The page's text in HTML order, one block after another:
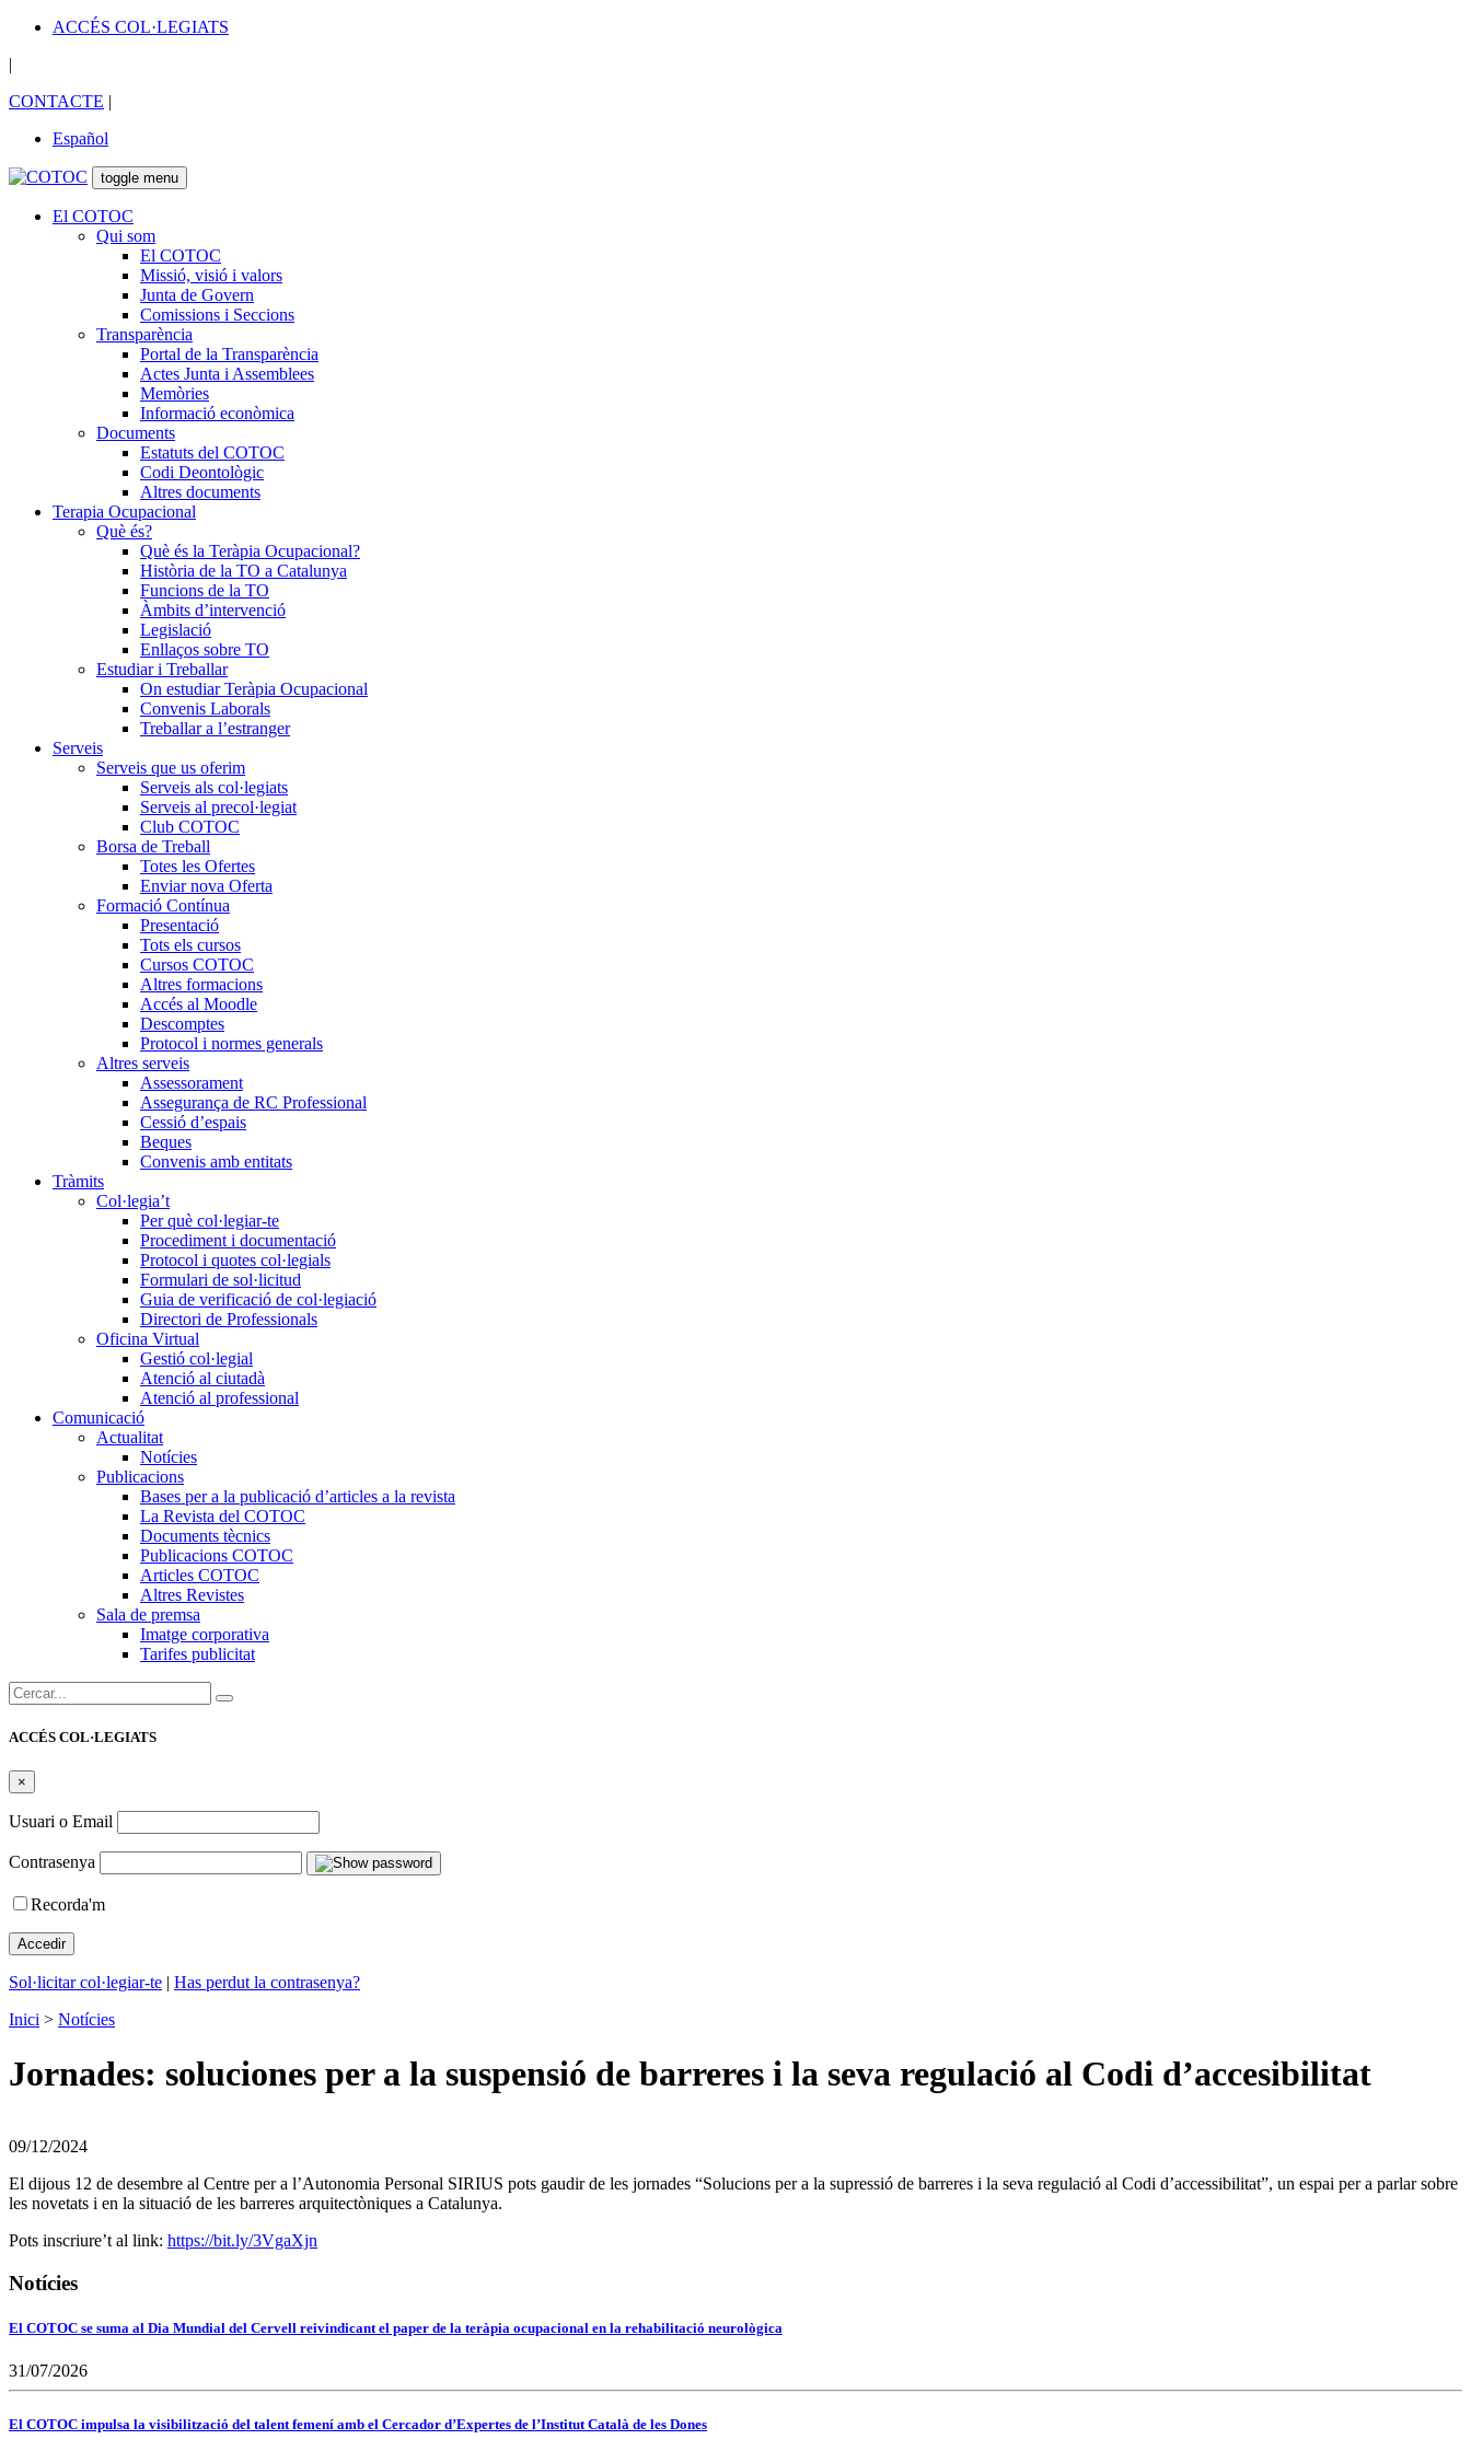
ACCÉS COL·LEGIATS
|
CONTACTE |
Español
toggle menu
El COTOC
Qui som
El COTOC
Missió, visió i valors
Junta de Govern
Comissions i Seccions
Transparència
Portal de la Transparència
Actes Junta i Assemblees
Memòries
Informació econòmica
Documents
Estatuts del COTOC
Codi Deontològic
Altres documents
Terapia Ocupacional
Què és?
Què és la Teràpia Ocupacional?
Història de la TO a Catalunya
Funcions de la TO
Àmbits d’intervenció
Legislació
Enllaços sobre TO
Estudiar i Treballar
On estudiar Teràpia Ocupacional
Convenis Laborals
Treballar a l’estranger
Serveis
Serveis que us oferim
Serveis als col·legiats
Serveis al precol·legiat
Club COTOC
Borsa de Treball
Totes les Ofertes
Enviar nova Oferta
Formació Contínua
Presentació
Tots els cursos
Cursos COTOC
Altres formacions
Accés al Moodle
Descomptes
Protocol i normes generals
Altres serveis
Assessorament
Assegurança de RC Professional
Cessió d’espais
Beques
Convenis amb entitats
Tràmits
Col·legia’t
Per què col·legiar-te
Procediment i documentació
Protocol i quotes col·legials
Formulari de sol·licitud
Guia de verificació de col·legiació
Directori de Professionals
Oficina Virtual
Gestió col·legial
Atenció al ciutadà
Atenció al professional
Comunicació
Actualitat
Notícies
Publicacions
Bases per a la publicació d’articles a la revista
La Revista del COTOC
Documents tècnics
Publicacions COTOC
Articles COTOC
Altres Revistes
Sala de premsa
Imatge corporativa
Tarifes publicitat
Cercar:
ACCÉS COL·LEGIATS
×
Usuari o Email
Contrasenya
Recorda'm
Sol·licitar col·legiar-te | Has perdut la contrasenya?
Inici > Notícies
Jornades: soluciones per a la suspensió de barreres i la seva regulació al Codi d’accesibilitat
09/12/2024
El dijous 12 de desembre al Centre per a l’Autonomia Personal SIRIUS pots gaudir de les jornades “Solucions per a la supressió de barreres i la seva regulació al Codi d’accessibilitat”, un espai per a parlar sobre
les novetats i en la situació de les barreres arquitectòniques a Catalunya.
Pots inscriure’t al link: https://bit.ly/3VgaXjn
Notícies
El COTOC se suma al Dia Mundial del Cervell reivindicant el paper de la teràpia ocupacional en la rehabilitació neurològica
31/07/2026
El COTOC impulsa la visibilització del talent femení amb el Cercador d’Expertes de l’Institut Català de les Dones